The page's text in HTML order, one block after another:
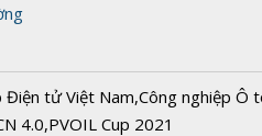
Điện tử Việt Nam,Công nghiệp Ô
4.0,PVOIL Cup 2021